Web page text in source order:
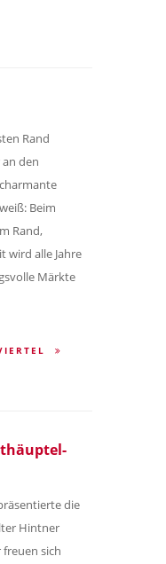
Rand
den
Beim
Rand,
wird alle Jahre
Märkte
die
Hintner
sich